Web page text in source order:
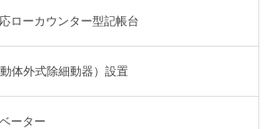
ローカウンター型記帳台
体外式除細動器）設置
ーター